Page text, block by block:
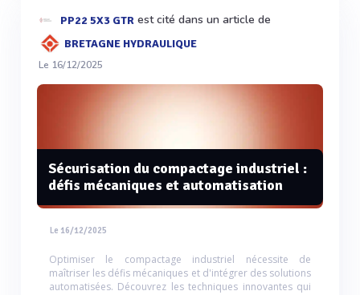
PP22 5X3 GTR est cité dans un article de
BRETAGNE HYDRAULIQUE
Le 16/12/2025
Sécurisation du compactage industriel :
défis mécaniques et automatisation
Le 16/12/2025
Optimiser le compactage industriel nécessite de
maîtriser les défis mécaniques et d'intégrer des solutions
automatisées. Découvrez les techniques innovantes qui